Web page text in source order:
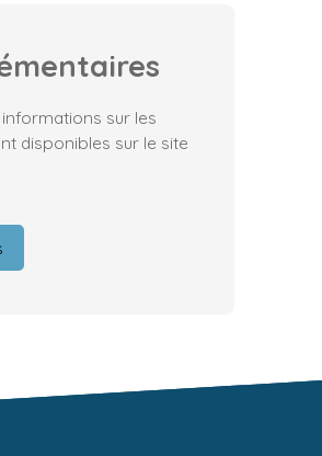
sur les
disponibles sur le site